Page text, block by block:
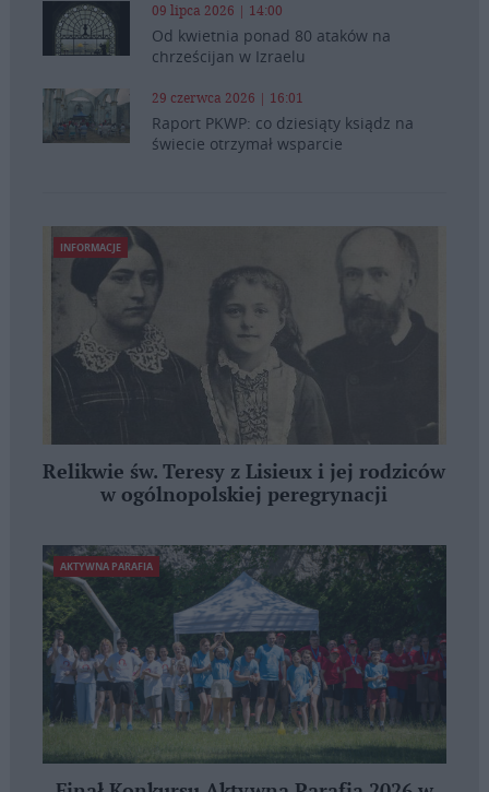
09 lipca 2026 | 14:00
Od kwietnia ponad 80 ataków na
chrześcijan w Izraelu
29 czerwca 2026 | 16:01
Raport PKWP: co dziesiąty ksiądz na
świecie otrzymał wsparcie
INFORMACJE
Relikwie św. Teresy z Lisieux i jej rodziców
w ogólnopolskiej peregrynacji
AKTYWNA PARAFIA